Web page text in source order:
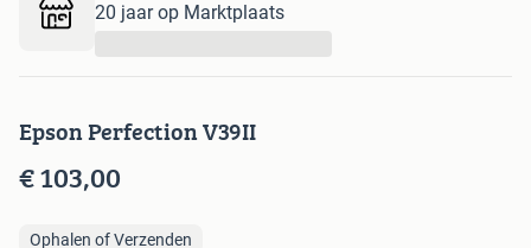
Epson Perfection V39II
€ 103,00
Ophalen of Verzenden
20 jaar op Marktplaats